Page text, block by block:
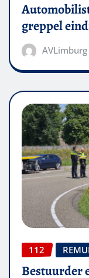
greppel
AVLimburg
112
Bestuurder